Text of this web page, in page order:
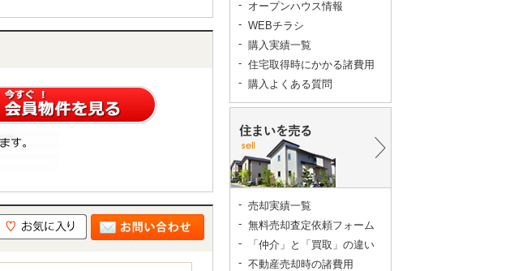
オープンハウス情報
WEBチラシ
購入実績一覧
住宅取得時にかかる諸費用
購入よくある質問
売却実績一覧
無料売却査定依頼フォーム
「仲介」と「買取」の違い
不動産売却時の諸費用